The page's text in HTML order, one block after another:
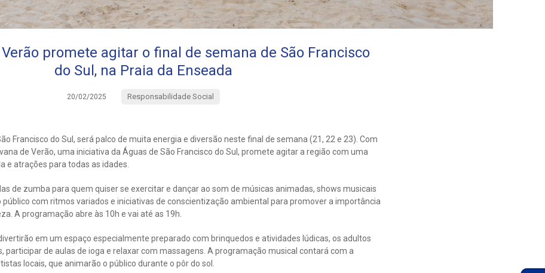
promete agitar o final de semana de São Francisco
do Sul, na Praia da Enseada
20/02/2025 Responsabilidade Social
Francisco do Sul, será palco de muita energia e diversão neste final de semana (21, 22 e 23). Com
de Verão, uma iniciativa da Águas de São Francisco do Sul, promete agitar a região com uma
e atrações para todas as idades.
de zumba para quem quiser se exercitar e dançar ao som de músicas animadas, shows musicais
com ritmos variados e iniciativas de conscientização ambiental para promover a importância
A programação abre às 10h e vai até as 19h.
em um espaço especialmente preparado com brinquedos e atividades lúdicas, os adultos
participar de aulas de ioga e relaxar com massagens. A programação musical contará com a
locais, que animarão o público durante o pôr do sol.